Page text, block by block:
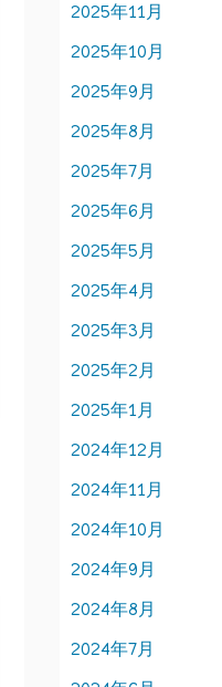
2025年11月
2025年10月
2025年9月
2025年8月
2025年7月
2025年6月
2025年5月
2025年4月
2025年3月
2025年2月
2025年1月
2024年12月
2024年11月
2024年10月
2024年9月
2024年8月
2024年7月